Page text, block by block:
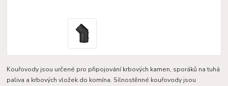
Kouřovody jsou určené pro připojování krbových kamen, sporáků na tuhá
paliva a krbových vložek do komína. Silnostěnné kouřovody jsou